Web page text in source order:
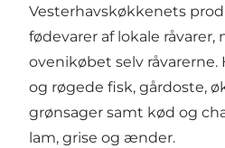
Vesterhavskøkkenets
fødevarer af lokale råvarer,
ovenikøbet selv råvarerne.
og røgede fisk, gårdoste,
grønsager samt kød og
lam, grise og ænder.